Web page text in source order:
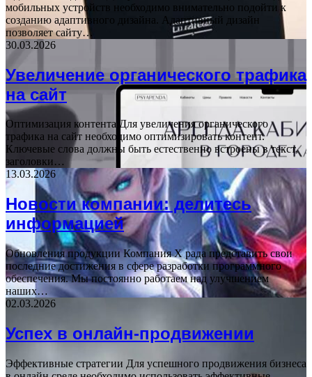
мобильных устройств необходимо внимательно подойти к
созданию адаптивного дизайна. Адаптивный дизайн
позволяет сайту…
30.03.2026
Увеличение органического трафика
на сайт
Оптимизация контента Для увеличения органического
трафика на сайт необходимо оптимизировать контент.
Ключевые слова должны быть естественно встроены в текст,
заголовки…
13.03.2026
Новости компании: делитесь
информацией
Обновления продукции Компания X рада представить свои
последние достижения в сфере разработки программного
обеспечения. Мы постоянно работаем над улучшением
наших…
02.03.2026
Успех в онлайн-продвижении
Эффективные стратегии Для успешного продвижения бизнеса